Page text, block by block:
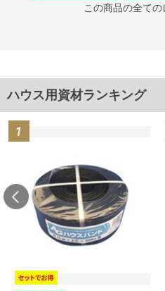
この商品の全て
ハウス用資材ランキング